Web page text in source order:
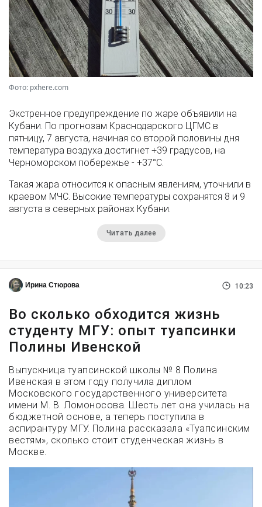
Фото: pxhere.com
Экстренное предупреждение по жаре объявили на
Кубани. По прогнозам Краснодарского ЦГМС в
пятницу, 7 августа, начиная со второй половины дня
температура воздуха достигнет +39 градусов, на
Черноморском побережье - +37°­С.
Такая жара относится к опасным явлениям, уточнили в
краевом МЧС. Высокие температуры сохранятся 8 и 9
августа в северных районах Кубани.
Читать далее
Ирина Стюрова 10:23
Во сколько обходится жизнь
студенту МГУ: опыт туапсинки
Полины Ивенской
Выпускница туапсинской школы № 8 Полина
Ивенская в этом году получила диплом
Московского государственного университета
имени М. В. Ломоносова. Шесть лет она училась на
бюджетной основе, а теперь поступила в
аспирантуру МГУ. Полина рассказала «Туапсинским
вестям», сколько стоит студенческая жизнь в
Москве.